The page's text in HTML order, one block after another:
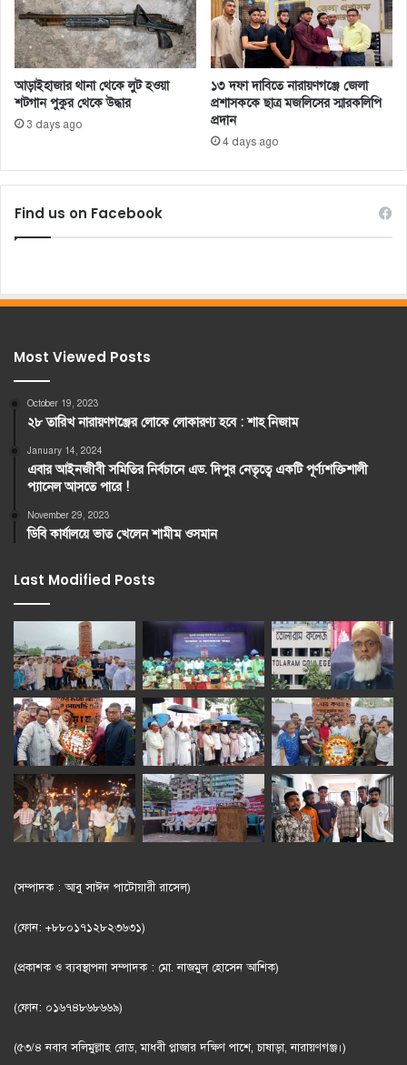
আড়াইহাজার থানা থেকে লুট হওয়া
শটগান পুকুর থেকে উদ্ধার
3 days ago
১৩ দফা দাবিতে নারায়ণগঞ্জে জেলা
প্রশাসককে ছাত্র মজলিসের স্মারকলিপি
প্রদান
4 days ago
Find us on Facebook
Most Viewed Posts
October 19, 2023
২৮ তারিখ নারায়ণগঞ্জের লোকে লোকারণ্য হবে : শাহ নিজাম
January 14, 2024
এবার আইনজীবী সমিতির নির্বচানে এড. দিপুর নেতৃত্বে একটি পূর্ণ্যশক্তিশালী
প্যানেল আসতে পারে !
November 29, 2023
ডিবি কার্যালয়ে ভাত খেলেন শামীম ওসমান
Last Modified Posts
(সম্পাদক : আবু সাঈদ পাটোয়ারী রাসেল)
(ফোন: +৮৮০১৭১২৮২৩৬৩১)
(প্রকাশক ও ব্যবস্থাপনা সম্পাদক : মো. নাজমুল হোসেন আশিক)
(ফোন: ০১৬৭৪৮৬৮৬৬৯)
(৫৩/৪ নবাব সলিমুল্লাহ রোড, মাধবী প্লাজার দক্ষিণ পাশে, চাষাড়া, নারায়ণগঞ্জ।)